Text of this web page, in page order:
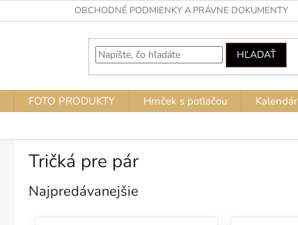
OBCHODNÉ PODMIENKY A PRÁVNE DOKUMENTY
HĽADAŤ
FOTO PRODUKTY Hrnček s potlačou Kalendár
Tričká pre pár
Najpredávanejšie